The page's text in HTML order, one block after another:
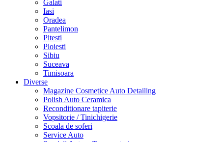
Galati
Iasi
Oradea
Pantelimon
Pitesti
Ploiesti
Sibiu
Suceava
Timisoara
Diverse
Magazine Cosmetice Auto Detailing
Polish Auto Ceramica
Reconditionare tapiterie
Vopsitorie / Tinichigerie
Scoala de soferi
Service Auto